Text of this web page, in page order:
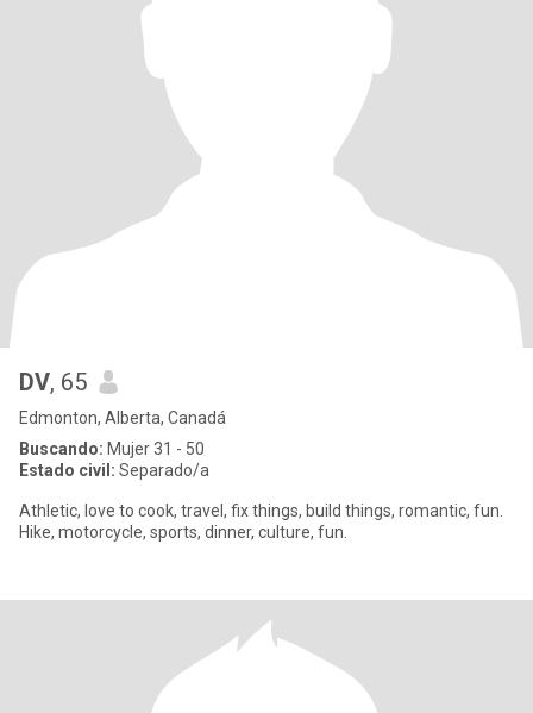
DV, 65
Edmonton, Alberta, Canadá
Buscando: Mujer 31 - 50
Estado civil: Separado/a
Athletic, love to cook, travel, fix things, build things, romantic, fun.
Hike, motorcycle, sports, dinner, culture, fun.